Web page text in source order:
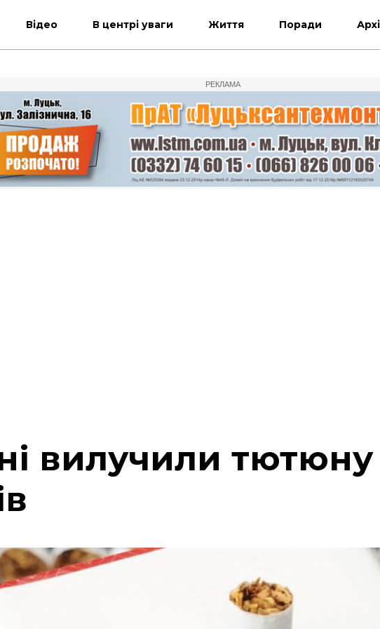
Відео В центрі уваги Життя Поради
РЕКЛАМА
вилучили